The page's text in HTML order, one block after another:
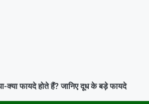
क्या फायदे होते हैं? जानिए दूध के बड़े फायदे